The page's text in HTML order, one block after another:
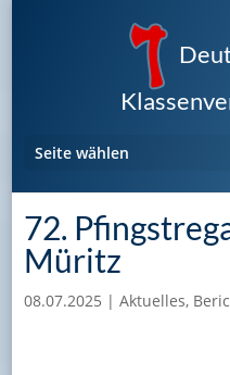
Seite wählen
72.
Müritz
08.07.2025 | Aktuelles,